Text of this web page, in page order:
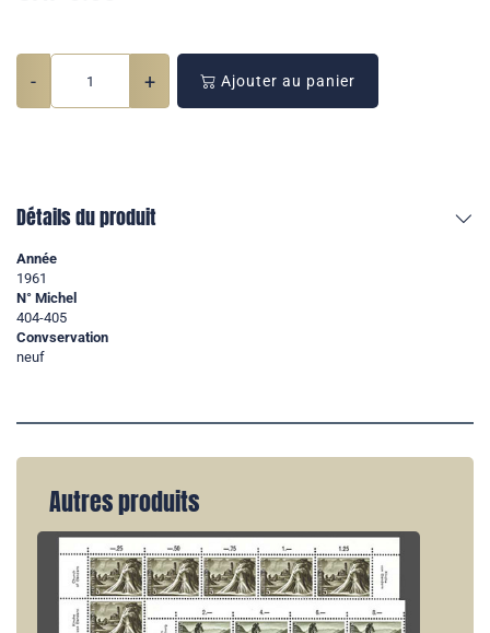
- + Ajouter au panier
Détails du produit
Année
1961
N° Michel
404-405
Convservation
neuf
Autres produits